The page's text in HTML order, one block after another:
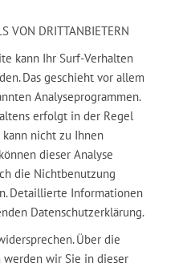
VON DRITTANBIETERN
kann Ihr Surf-Verhalten
Das geschieht vor allem
Analyseprogrammen.
erfolgt in der Regel
nicht zu Ihnen
dieser Analyse
die Nichtbenutzung
Detaillierte Informationen
Datenschutzerklärung.
Über die
wir Sie in dieser